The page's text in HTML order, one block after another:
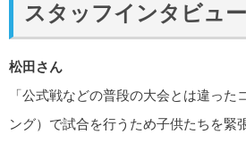
スタッフインタビュー
松田さん
「公式戦などの普段の大会とは違った
ング）で試合を行うため子供たちを緊